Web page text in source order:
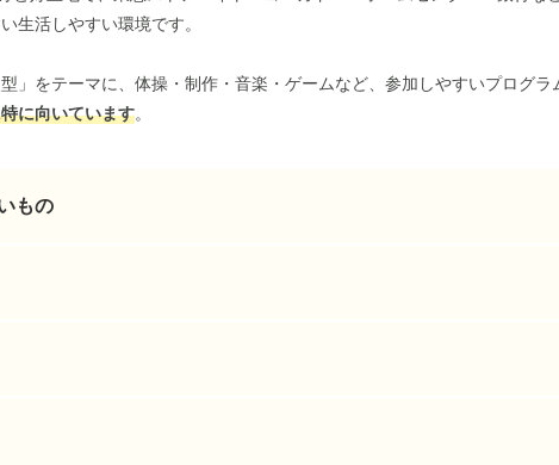
生活しやすい環境です。
」をテーマに、体操・制作・音楽・ゲームなど、参加しやすいプログラ
に向いています。
もの